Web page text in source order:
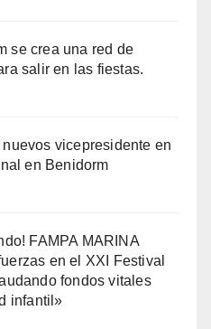
se crea una red de
salir en las fiestas.
vicepresidente en
en Benidorm
FAMPA MARINA
en el XXI Festival
fondos vitales
infantil»